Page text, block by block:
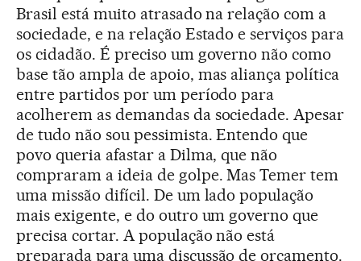
Brasil está muito atrasado na relação com a
sociedade, e na relação Estado e serviços para
os cidadão. É preciso um governo não como
base tão ampla de apoio, mas aliança política
entre partidos por um período para
acolherem as demandas da sociedade. Apesar
de tudo não sou pessimista. Entendo que
povo queria afastar a Dilma, que não
compraram a ideia de golpe. Mas Temer tem
uma missão difícil. De um lado população
mais exigente, e do outro um governo que
precisa cortar. A população não está
preparada para uma discussão de orçamento.